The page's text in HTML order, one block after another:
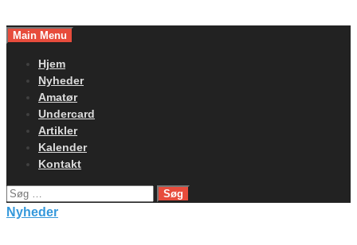
toMain Menu
Hjem
Nyheder
Amatør
Undercard
Artikler
Kalender
Kontakt
Søg
efter:
Nyheder